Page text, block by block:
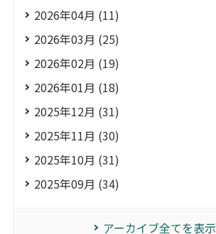
2026年04月 (11)
2026年03月 (25)
2026年02月 (19)
2026年01月 (18)
2025年12月 (31)
2025年11月 (30)
2025年10月 (31)
2025年09月 (34)
アーカイブ全てを表示